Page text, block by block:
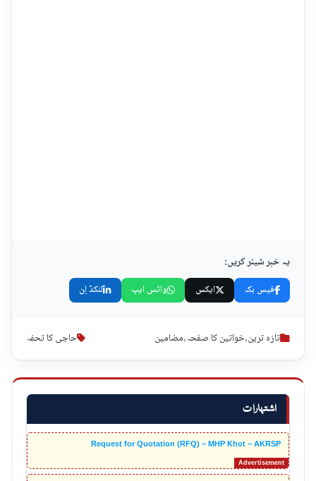
اشتہارات
Request for Quotation (RFQ) – MHP Khot – AKRSP
یہ خبر شیئر کریں:
فیس بک ایکس واٹس ایپ لنکڈ اِن
تازہ ترین,خواتین کا صفحہ,مضامین حاجی کا تحفہ